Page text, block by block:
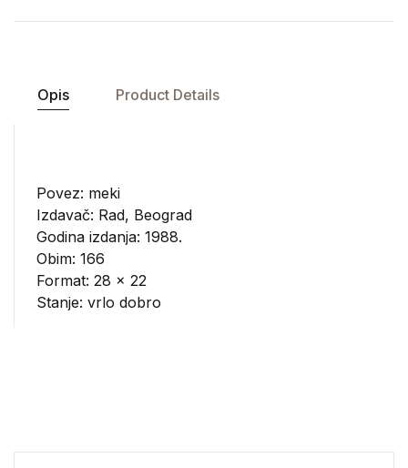
Opis Product Details
Povez: meki
Izdavač: Rad, Beograd
Godina izdanja: 1988.
Obim: 166
Format: 28 x 22
Stanje: vrlo dobro